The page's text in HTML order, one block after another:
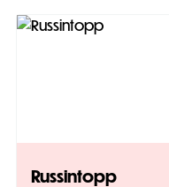
Russintopp